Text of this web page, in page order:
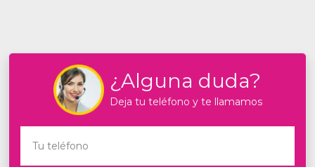
¿Alguna duda?
Deja tu teléfono y te llamamos